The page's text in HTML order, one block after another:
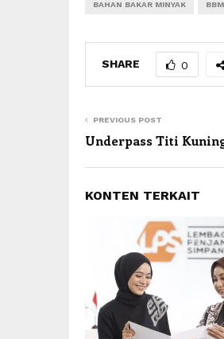
BAHAN BAKAR MINYAK
SHARE 0
PREVIOUS POST
Underpass Titi
KONTEN TERKAIT